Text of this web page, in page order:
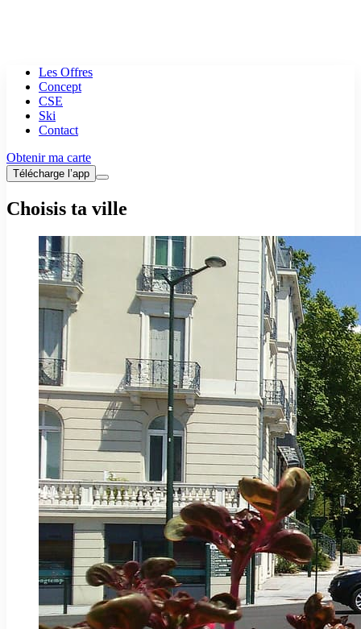
Les Offres
Concept
CSE
Ski
Contact
Obtenir ma carte
Télécharge l’app
Choisis ta ville